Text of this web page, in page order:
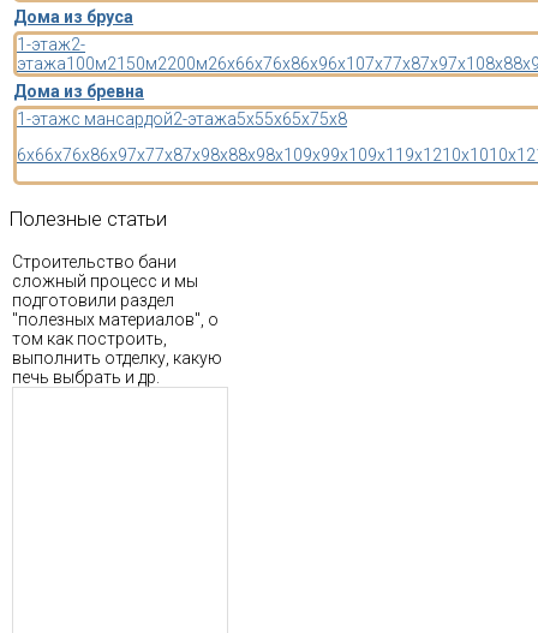
Дома из бруса
1-этаж2-
этажа100м2150м2200м26x66x76x86x96x107x77x87x97x108x8
Дома из бревна
1-этажс мансардой2-этажа5x55x65x75x8
6x66x76x86x97x77x87x98x88x98x109x99x109x11 9x1210x1010x12
Полезные статьи
Строительство бани
сложный процесс и мы
подготовили раздел
"полезных материалов", о
том как построить,
выполнить отделку, какую
печь выбрать и др.